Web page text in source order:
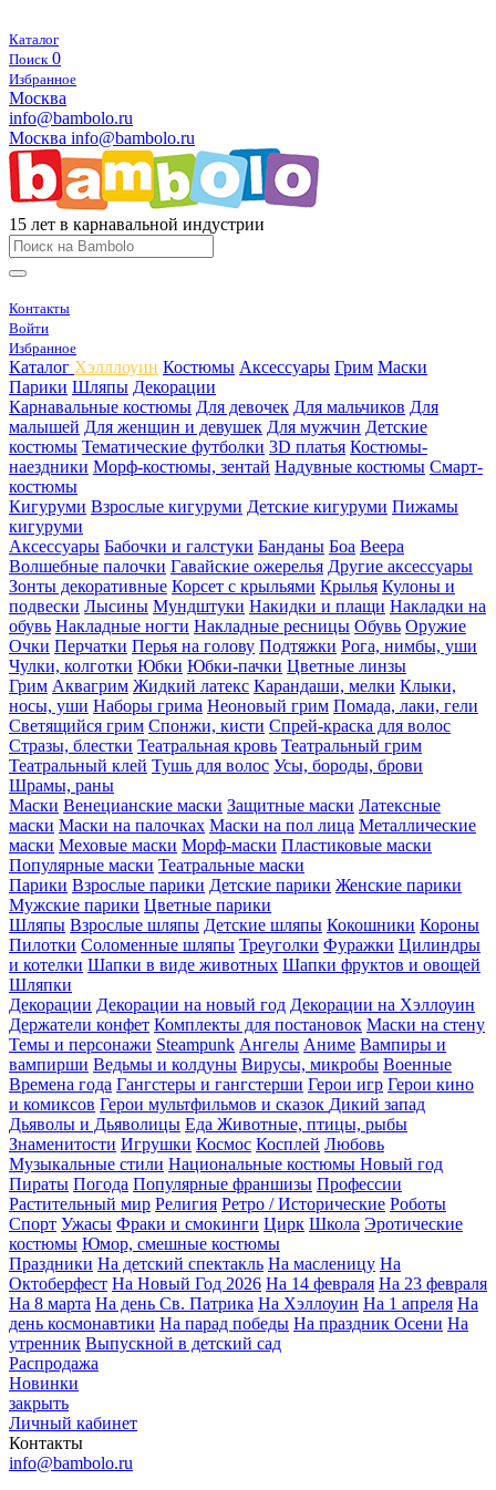
Каталог
Поиск 0
Избранное
Москва
info@bambolo.ru
Москва info@bambolo.ru
15 лет в карнавальной индустрии
Контакты
Войти
Избранное
Каталог Хэлллоуин Костюмы Аксессуары Грим Маски
Парики Шляпы Декорации
Карнавальные костюмы Для девочек Для мальчиков Для
малышей Для женщин и девушек Для мужчин Детские
костюмы Тематические футболки 3D платья Костюмы-
наездники Морф-костюмы, зентай Надувные костюмы Смарт-
костюмы
Кигуруми Взрослые кигуруми Детские кигуруми Пижамы
кигуруми
Аксессуары Бабочки и галстуки Банданы Боа Веера
Волшебные палочки Гавайские ожерелья Другие аксессуары
Зонты декоративные Корсет с крыльями Крылья Кулоны и
подвески Лысины Мундштуки Накидки и плащи Накладки на
обувь Накладные ногти Накладные ресницы Обувь Оружие
Очки Перчатки Перья на голову Подтяжки Рога, нимбы, уши
Чулки, колготки Юбки Юбки-пачки Цветные линзы
Грим Аквагрим Жидкий латекс Карандаши, мелки Клыки,
носы, уши Наборы грима Неоновый грим Помада, лаки, гели
Светящийся грим Спонжи, кисти Спрей-краска для волос
Стразы, блестки Театральная кровь Театральный грим
Театральный клей Тушь для волос Усы, бороды, брови
Шрамы, раны
Маски Венецианские маски Защитные маски Латексные
маски Маски на палочках Маски на пол лица Металлические
маски Меховые маски Морф-маски Пластиковые маски
Популярные маски Театральные маски
Парики Взрослые парики Детские парики Женские парики
Мужские парики Цветные парики
Шляпы Взрослые шляпы Детские шляпы Кокошники Короны
Пилотки Соломенные шляпы Треуголки Фуражки Цилиндры
и котелки Шапки в виде животных Шапки фруктов и овощей
Шляпки
Декорации Декорации на новый год Декорации на Хэллоуин
Держатели конфет Комплекты для постановок Маски на стену
Темы и персонажи Steampunk Ангелы Аниме Вампиры и
вампирши Ведьмы и колдуны Вирусы, микробы Военные
Времена года Гангстеры и гангстерши Герои игр Герои кино
и комиксов Герои мультфильмов и сказок Дикий запад
Дьяволы и Дьяволицы Еда Животные, птицы, рыбы
Знаменитости Игрушки Космос Косплей Любовь
Музыкальные стили Национальные костюмы Новый год
Пираты Погода Популярные франшизы Профессии
Растительный мир Религия Ретро / Исторические Роботы
Спорт Ужасы Фраки и смокинги Цирк Школа Эротические
костюмы Юмор, смешные костюмы
Праздники На детский спектакль На масленицу На
Октоберфест На Новый Год 2026 На 14 февраля На 23 февраля
На 8 марта На день Св. Патрика На Хэллоуин На 1 апреля На
день космонавтики На парад победы На праздник Осени На
утренник Выпускной в детский сад
Распродажа
Новинки
закрыть
Личный кабинет
Контакты
info@bambolo.ru